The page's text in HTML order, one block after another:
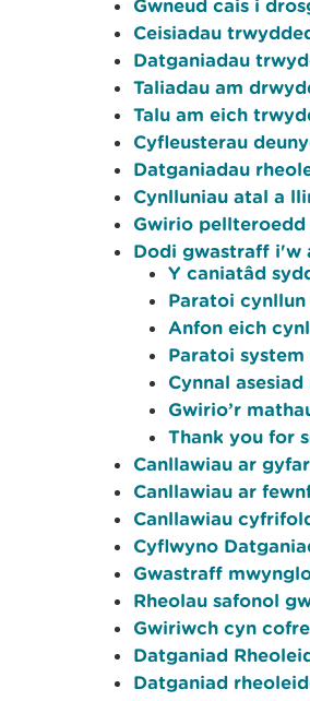
Gwneud cais i
Ceisiadau
Datganiadau
Taliadau am
Talu am eich
Cyfleusterau
Datganiadau
Cynlluniau atal a
Gwirio pellteroedd
Dodi gwastraff i'w
Y caniatâd
Paratoi
Anfon eich
Paratoi
Cynnal
Gwirio’r
Thank you for
Canllawiau ar
Canllawiau ar
Canllawiau
Cyflwyno
Gwastraff
Rheolau safonol
Gwiriwch cyn
Datganiad
Datganiad